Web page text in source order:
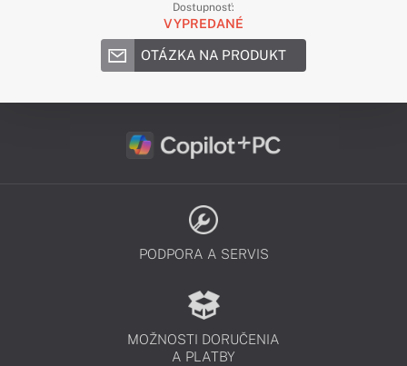
Dostupnosť:
VYPREDANÉ
OTÁZKA NA PRODUKT
PODPORA A SERVIS
MOŽNOSTI DORUČENIA
A PLATBY